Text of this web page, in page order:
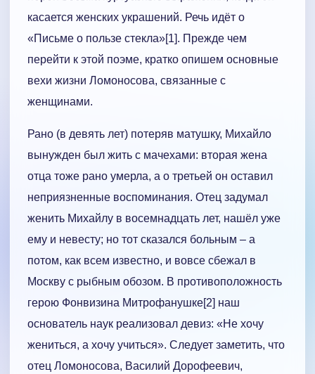
касается женских украшений. Речь идёт о
«Письме о пользе стекла»[1]. Прежде чем
перейти к этой поэме, кратко опишем основные
вехи жизни Ломоносова, связанные с
женщинами.
Рано (в девять лет) потеряв матушку, Михайло
вынужден был жить с мачехами: вторая жена
отца тоже рано умерла, а о третьей он оставил
неприязненные воспоминания. Отец задумал
женить Михайлу в восемнадцать лет, нашёл уже
ему и невесту; но тот сказался больным – а
потом, как всем известно, и вовсе сбежал в
Москву с рыбным обозом. В противоположность
герою Фонвизина Митрофанушке[2] наш
основатель наук реализовал девиз: «Не хочу
жениться, а хочу учиться». Следует заметить, что
отец Ломоносова, Василий Дорофеевич,